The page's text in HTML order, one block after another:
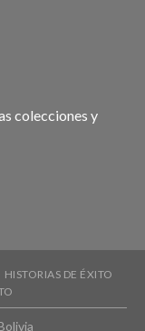
colecciones y
HISTORIAS DE ÉXITO